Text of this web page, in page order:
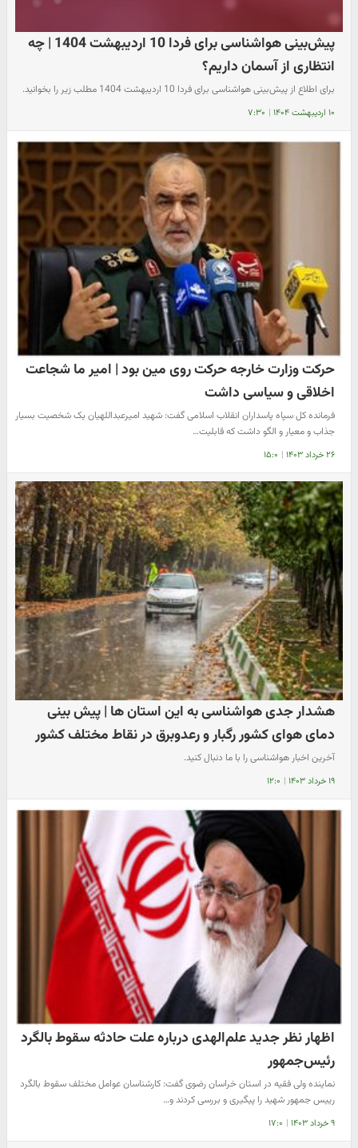
پیش‌بینی هواشناسی برای فردا 10 اردیبهشت 1404 | چه
انتظاری از آسمان داریم؟
برای اطلاع از پیش‌بینی هواشناسی برای فردا 10 اردیبهشت 1404 مطلب زیر را بخوانید.
۱۰ اردیبهشت ۱۴۰۴ | ۷:۳۰
حرکت وزارت خارجه حرکت روی مین بود | امیر ما شجاعت
اخلاقی و سیاسی داشت
فرمانده کل سپاه پاسداران انقلاب اسلامی گفت: شهید امیرعبداللهیان یک شخصیت بسیار
جذاب و معیار و الگو داشت که قابلیت…
۲۶ خرداد ۱۴۰۳ | ۱۵:۰
هشدار جدی هواشناسی به این استان ها | پیش بینی
دمای هوای کشور رگبار و رعدوبرق در نقاط مختلف کشور
آخرین اخبار هواشناسی را با ما دنبال کنید.
۱۹ خرداد ۱۴۰۳ | ۱۲:۰
اظهار نظر جدید علم‌الهدی درباره علت حادثه سقوط بالگرد
رئیس‌جمهور
نماینده ولی فقیه در استان خراسان رضوی گفت: کارشناسان عوامل مختلف سقوط بالگرد
رییس جمهور شهید را پیگیری و بررسی کردند و…
۹ خرداد ۱۴۰۳ | ۱۷:۰